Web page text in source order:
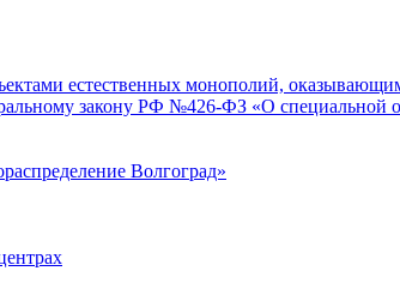
естественных монополий,
закону РФ №426-ФЗ «О специальной
Волгоград»